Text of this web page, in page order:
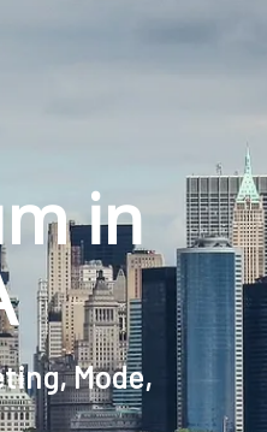
in
Mode,